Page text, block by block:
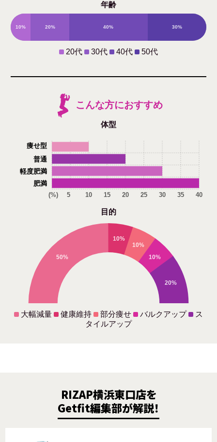
年齢
10% 20% 40% 30%
20代 30代 40代 50代
こんな方におすすめ
体型
肥満
軽度肥満
普通
痩せ型
(%) 5 10 15 20 25 30 35 40
目的
50%
10%
10%
10%
20%
大幅減量 健康維持 部分痩せ バルクアップ
ス
タイルアップ
RIZAP横浜東口店を
Getfit編集部が解説！